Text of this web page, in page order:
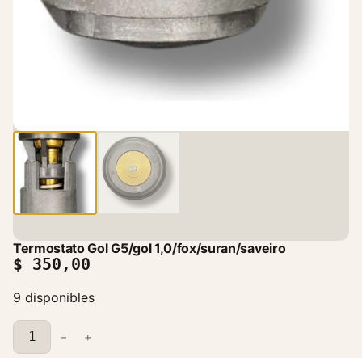
Termostato Gol G5/gol 1,0/fox/suran/saveiro
$ 350,00
9 disponibles
T
e
− +